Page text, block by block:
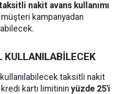
nakit avans kullanımı
kampanyadan
KULLANILABİLECEK
taksitli nakit
kartı limitinin yüzde 25'i